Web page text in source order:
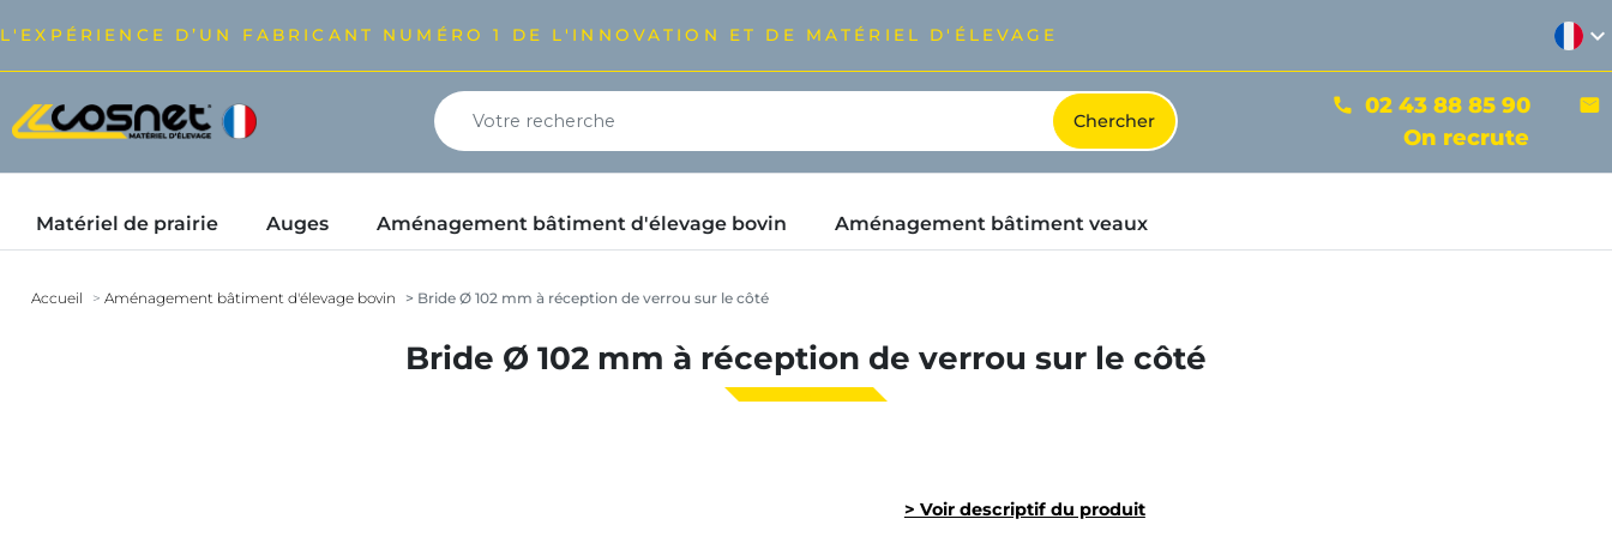
L'EXPÉRIENCE D’UN FABRICANT NUMÉRO 1 DE L'INNOVATION ET DE MATÉRIEL D'ÉLEVAGE expand_more
phone 02 43 88 85 90 mail
On recrute
Matériel de prairie Auges Aménagement bâtiment d'élevage bovin Aménagement bâtiment veaux
Accueil Aménagement bâtiment d'élevage bovin Bride Ø 102 mm à réception de verrou sur le côté
Bride Ø 102 mm à réception de verrou sur le côté
> Voir descriptif du produit